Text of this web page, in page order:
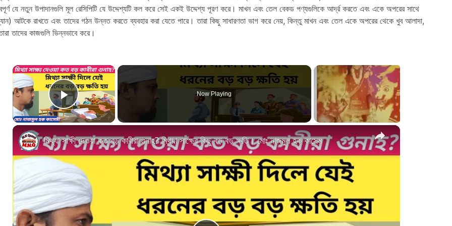
যে নতুন উপাদানগুলি মূল রেসিপিটি যে উদ্দেশ্যটি কল করে সেই একই উদ্দেশ্য পূরণ করে। মাখন এবং তেল বেকড পণ্যগুলিকে আর্দ্র করতে এবং একে অপরের সাথে
আটকে রাখতে এবং তাদের গঠন উন্নত করতে ব্যবহার করা যেতে পারে। তারা কিছু সাধারণতা ভাগ করে নেয়, কিন্তু মাখন এবং তেল একে অপরের থেকে খুব আলাদা,
তাদের কাজগুলি ভিন্নভাবে করে।
×
Play Video
Now Playing
×
মিথ্যা সাক্ষী দেওয়া কত বড় কাবীরা গুনাহ? মিথ্যা সাক্ষের কিছু বড় বড় ক্ষতি। মোঃ নাজমুল হক কাসেম